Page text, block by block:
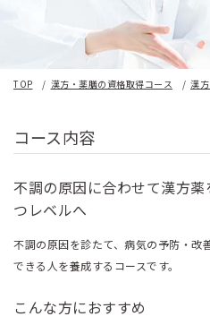
TOP 漢方・薬膳の資格取得コース 漢
コース内容
不調の原因に合わせて漢方
つレベルへ
不調の原因を診たて、病気の予防・改
できる人を養成するコースです。
こんな方におすすめ